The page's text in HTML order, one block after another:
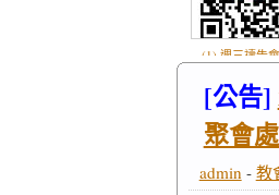
(1) 週三禱告
.jpg
[公告]
聚會
admin - 教